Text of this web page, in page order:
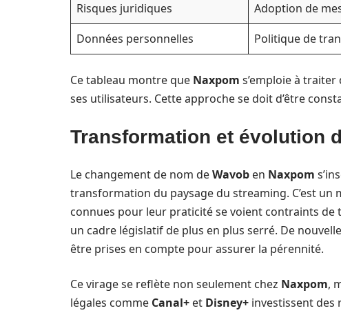
Risques juridiques
Adoption de
Données personnelles
Politique de
Ce tableau montre que Naxpom s’emploie à
ses utilisateurs. Cette approche se doit d’être
Transformation et évolution
Le changement de nom deWavob en Naxpom
transformation du paysage du streaming. C’est
connues pour leur praticité se voient contraints
un cadre législatif de plus en plus serré. De
être prises en compte pour assurer la pérennité.
Ce virage se reflète non seulement chez Naxpom,
légales comme Canal+ et Disney+ investissent